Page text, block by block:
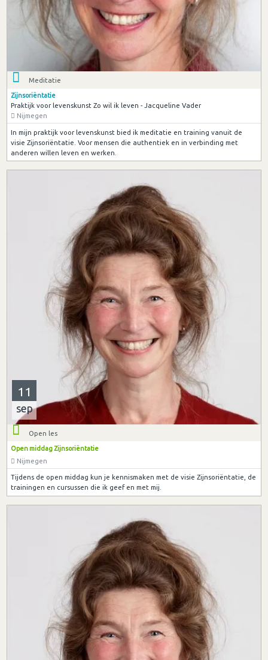
Meditatie
Zijnsoriëntatie
Praktijk voor levenskunst Zo wil ik leven - Jacqueline Vader
Nijmegen
In mijn praktijk voor levenskunst bied ik meditatie en training vanuit de
visie Zijnsoriëntatie. Voor mensen die authentiek en in verbinding met
anderen willen leven en werken.
11
sep
Open les
Open middag Zijnsoriëntatie
Nijmegen
Tijdens de open middag kun je kennismaken met de visie Zijnsoriëntatie, de
trainingen en cursussen die ik geef en met mij.